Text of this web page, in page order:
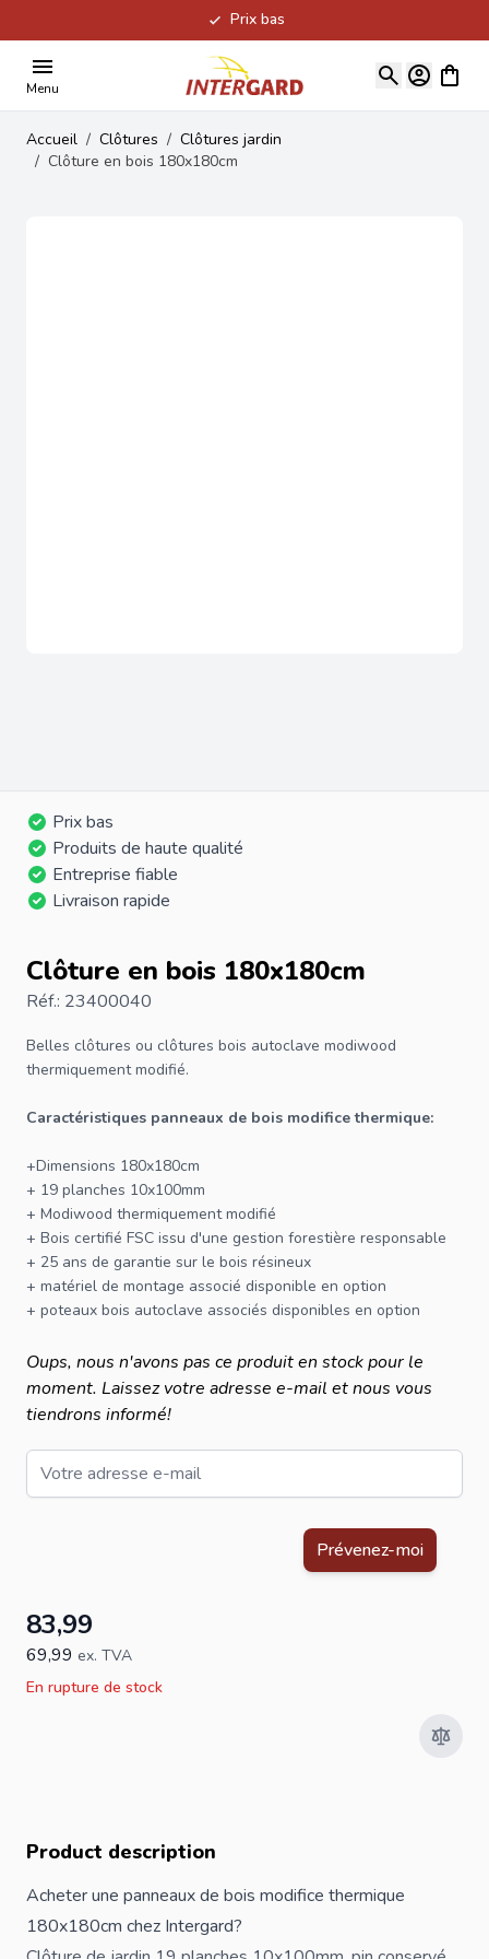
Prix bas
Menu
Voir
Accueil / Clôtures / Clôtures jardin
/ Clôture en bois 180x180cm
Prix bas
Produits de haute qualité
Entreprise fiable
Livraison rapide
Clôture en bois 180x180cm
Réf.: 23400040
Belles clôtures ou clôtures bois autoclave modiwood
thermiquement modifié.
Caractéristiques panneaux de bois modifice thermique:
+Dimensions 180x180cm
+ 19 planches 10x100mm
+ Modiwood thermiquement modifié
+ Bois certifié FSC issu d'une gestion forestière responsable
+ 25 ans de garantie sur le bois résineux
+ matériel de montage associé disponible en option
+ poteaux bois autoclave associés disponibles en option
Oups, nous n'avons pas ce produit en stock pour le
moment. Laissez votre adresse e-mail et nous vous
tiendrons informé!
Email
Ce formulaire est protégé par reCAPTCHA - laPolitique de
Prévenez-moi
83,99
69,99 ex. TVA
En rupture de stock
Product description
Acheter une panneaux de bois modifice thermique
180x180cm chez Intergard?